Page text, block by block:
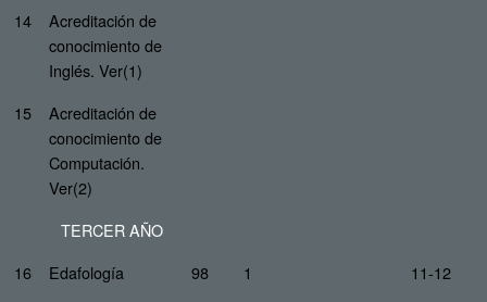
14
Acreditación de
conocimiento de
Inglés. Ver(1)
15
Acreditación de
conocimiento de
Computación.
Ver(2)
TERCER AÑO
16
Edafología 98 1
11-12